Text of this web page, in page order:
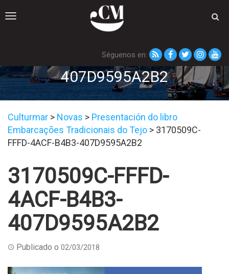
Toggle
Séguenos en:
3170509C-FFFD-4ACF-B4B3-
407D9595A2B2
Culturmar > Novas > Presentación do libro
Embarcações Tradicionais do Tejo > 3170509C-
FFFD-4ACF-B4B3-407D9595A2B2
3170509C-FFFD-
4ACF-B4B3-
407D9595A2B2
Publicado o 02/03/2018